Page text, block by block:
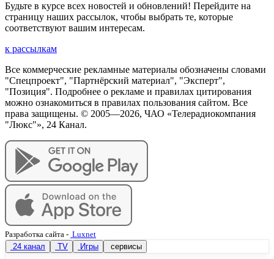
Будьте в курсе всех новостей и обновлений! Перейдите на
страницу наших рассылок, чтобы выбрать те, которые
соответствуют вашим интересам.
к рассылкам
Все коммерческие рекламные материалы обозначены словами
"Спецпроект", "Партнёрский материал", "Эксперт",
"Позиция". Подробнее о рекламе и правилах цитирования
можно ознакомиться в правилах пользования сайтом. Все
права защищены. © 2005—2026, ЧАО «Телерадиокомпания
"Люкс"», 24 Канал.
Разработка сайта - Luxnet
24 канал
TV Игры сервисы